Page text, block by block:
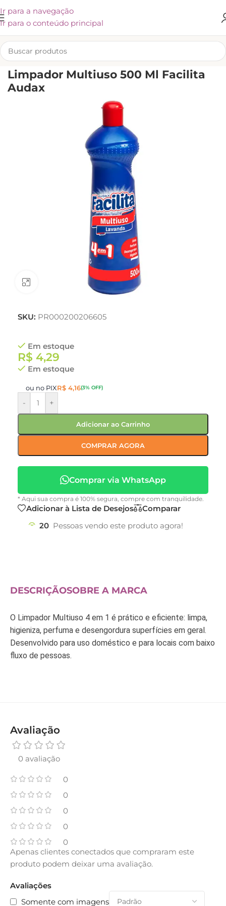
Ir para a navegação
Ir para o conteúdo principal
INÍCIO/LIMPEZA/CUIDADOS PARA A CASA/LIMPADORES
Limpador Multiuso 500 Ml Facilita
Audax
Clique para ampliar
SKU: PR000200206605
Em estoque
R$ 4,29
Em estoque
ou no PIXR$ 4,16(3% OFF)
- +
Adicionar ao Carrinho
COMPRAR AGORA
Comprar via WhatsApp
* Aqui sua compra é 100% segura, compre com tranquilidade.
Adicionar à Lista de Desejos
Comparar
20 Pessoas vendo este produto agora!
DESCRIÇÃOSOBRE A MARCA
O Limpador Multiuso 4 em 1 é prático e eficiente: limpa,
higieniza, perfuma e desengordura superfícies em geral.
Desenvolvido para uso doméstico e para locais com baixo
fluxo de pessoas.
Avaliação
0 avaliação
0
0
0
0
0
Avaliações
Somente com imagens
Apenas clientes conectados que compraram este
produto podem deixar uma avaliação.